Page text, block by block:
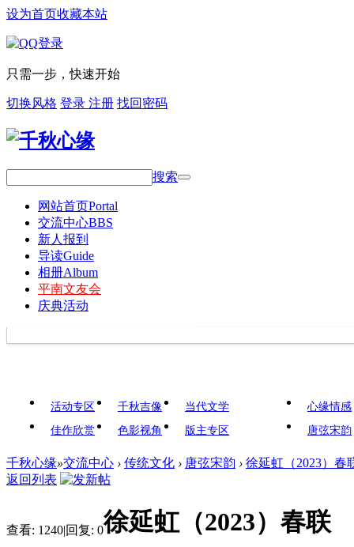
设为首页收藏本站
只需一步，快速开始
切换风格 登录 注册 找回密码
搜索
网站首页Portal
交流中心BBS
新人报到
导读Guide
相册Album
平南文友会
庆典活动
活动专区 千秋吉像
当代文学
佳作欣赏
色影视角 版主专区
心缘情感
唐弦宋韵
千秋心缘»交流中心 › 传统文化 › 唐弦宋韵 › 徐延虹（2023）春
返回列表
查看: 1240|回复: 0徐延虹（2023）春联